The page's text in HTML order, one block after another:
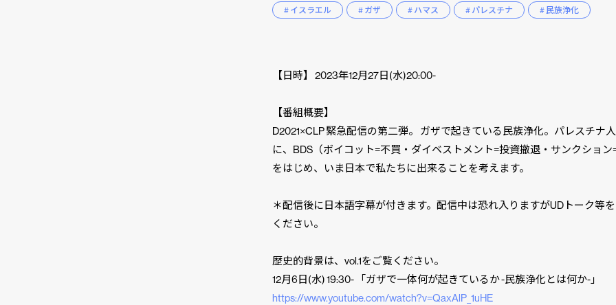
# イスラエル # ガザ # ハマス # パレスチナ # 民族浄化
【日時】 2023年12月27日(水)20:00-
【番組概要】
D2021×CLP 緊急配信の第二弾。 ガザで起きている民族浄化。パレスチナ
に、BDS（ボイコット=不買・ダイベストメント=投資撤退・サンクション
をはじめ、いま日本で私たちに出来ることを考えます。
＊配信後に日本語字幕が付きます。配信中は恐れ入りますがUDトーク等
ください。
歴史的背景は、vol.1をご覧ください。
12月6日(水) 19:30- 「ガザで一体何が起きているか -民族浄化とは何か-」
https://www.youtube.com/watch?v=QaxAlP_1uHE